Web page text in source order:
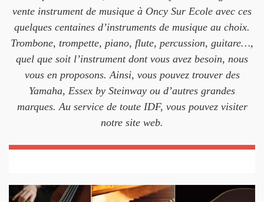
vente instrument de musique à Oncy Sur Ecole avec ces
quelques centaines d’instruments de musique au choix.
Trombone, trompette, piano, flute, percussion, guitare…,
quel que soit l’instrument dont vous avez besoin, nous
vous en proposons. Ainsi, vous pouvez trouver des
Yamaha, Essex by Steinway ou d’autres grandes
marques. Au service de toute IDF, vous pouvez visiter
notre site web.